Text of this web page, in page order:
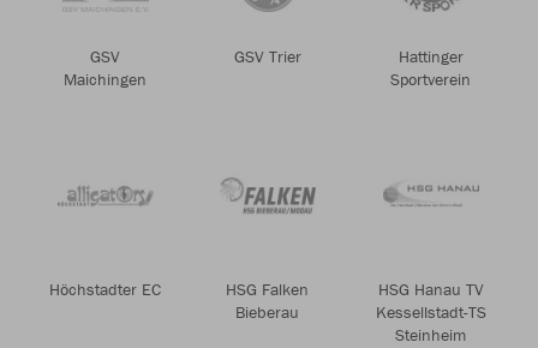
GSV
Maichingen
GSV Trier
Hattinger
Sportverein
Höchstadter EC
HSG Falken
Bieberau
HSG Hanau TV
Kessellstadt-TS
Steinheim